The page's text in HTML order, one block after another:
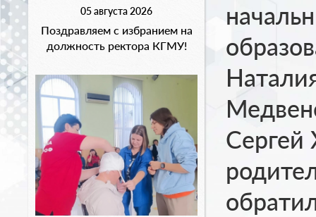
05 августа 2026
Поздравляем с избранием на
должность ректора КГМУ!
Сергей